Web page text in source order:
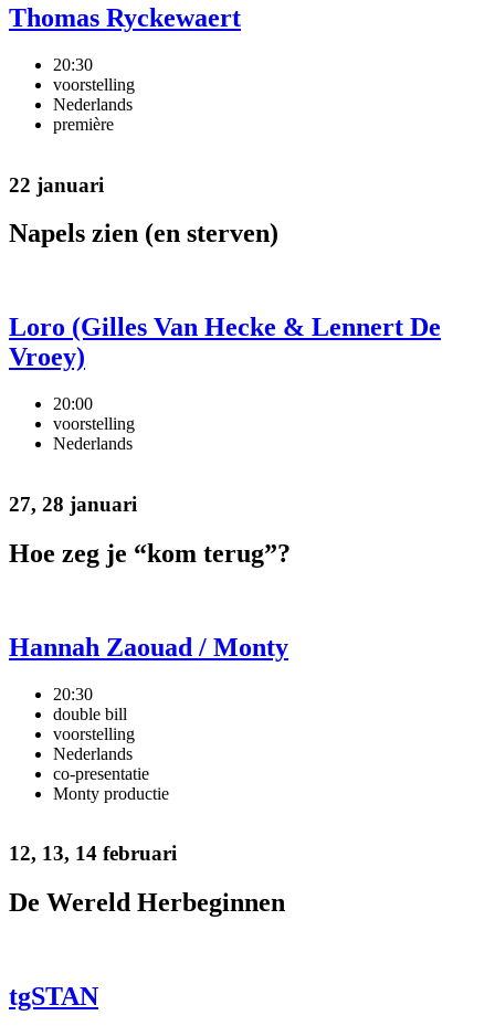
Thomas Ryckewaert
20:30
voorstelling
Nederlands
première
22 januari
Napels zien (en sterven)
Loro (Gilles Van Hecke & Lennert De
Vroey)
20:00
voorstelling
Nederlands
27, 28 januari
Hoe zeg je “kom terug”?
Hannah Zaouad / Monty
20:30
double bill
voorstelling
Nederlands
co-presentatie
Monty productie
12, 13, 14 februari
De Wereld Herbeginnen
tgSTAN